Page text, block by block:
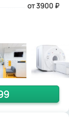
от 3900 ₽